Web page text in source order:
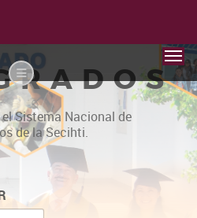
Sistema Nacional de
de la Secihti.